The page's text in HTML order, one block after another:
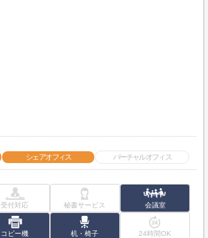
シェアオフィス バーチャルオフィス
受付対応 秘書サービス 会議室
コピー機 机・椅子 24時間OK